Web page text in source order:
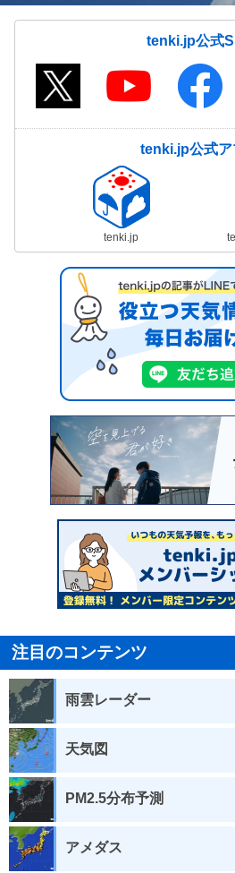
tenki.jp公式
tenki.jp公式ア
tenki.jp
注目のコンテンツ
雨雲レーダー
天気図
PM2.5分布予測
アメダス